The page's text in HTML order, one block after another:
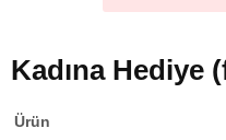
Kadına Hediye
Ürün